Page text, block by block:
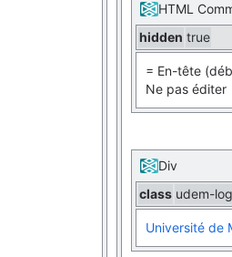
HTML
hidden true
= En-tête
Ne pas éditer
Div
class udem-
Université de